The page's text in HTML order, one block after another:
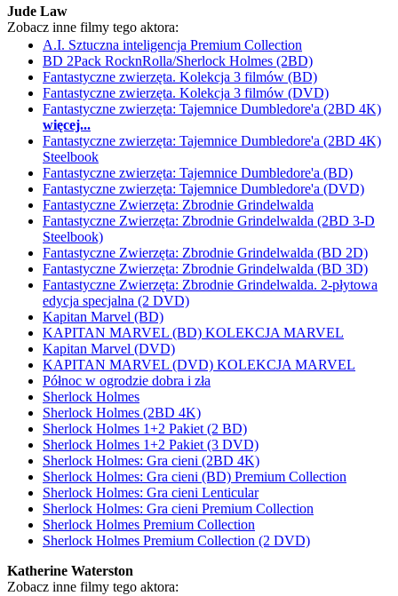
Jude Law
Zobacz inne filmy tego aktora:
A.I. Sztuczna inteligencja Premium Collection
BD 2Pack RocknRolla/Sherlock Holmes (2BD)
Fantastyczne zwierzęta. Kolekcja 3 filmów (BD)
Fantastyczne zwierzęta. Kolekcja 3 filmów (DVD)
Fantastyczne zwierzęta: Tajemnice Dumbledore'a (2BD 4K)
więcej...
Fantastyczne zwierzęta: Tajemnice Dumbledore'a (2BD 4K)
Steelbook
Fantastyczne zwierzęta: Tajemnice Dumbledore'a (BD)
Fantastyczne zwierzęta: Tajemnice Dumbledore'a (DVD)
Fantastyczne Zwierzęta: Zbrodnie Grindelwalda
Fantastyczne Zwierzęta: Zbrodnie Grindelwalda (2BD 3-D
Steelbook)
Fantastyczne Zwierzęta: Zbrodnie Grindelwalda (BD 2D)
Fantastyczne Zwierzęta: Zbrodnie Grindelwalda (BD 3D)
Fantastyczne Zwierzęta: Zbrodnie Grindelwalda. 2-płytowa
edycja specjalna (2 DVD)
Kapitan Marvel (BD)
KAPITAN MARVEL (BD) KOLEKCJA MARVEL
Kapitan Marvel (DVD)
KAPITAN MARVEL (DVD) KOLEKCJA MARVEL
Północ w ogrodzie dobra i zła
Sherlock Holmes
Sherlock Holmes (2BD 4K)
Sherlock Holmes 1+2 Pakiet (2 BD)
Sherlock Holmes 1+2 Pakiet (3 DVD)
Sherlock Holmes: Gra cieni (2BD 4K)
Sherlock Holmes: Gra cieni (BD) Premium Collection
Sherlock Holmes: Gra cieni Lenticular
Sherlock Holmes: Gra cieni Premium Collection
Sherlock Holmes Premium Collection
Sherlock Holmes Premium Collection (2 DVD)
Katherine Waterston
Zobacz inne filmy tego aktora: